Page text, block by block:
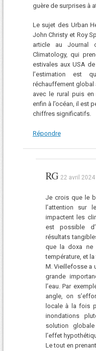
guère de surprises à
Le sujet des Urban
John Christy et Roy
article au Journal
Climatology, qui
estivales aux USA
l’estimation est
réchauffement global
avec le rural puis
enfin à l’océan, il est
chiffres significatifs.
Répondre
RG 22 avril
Je crois que le
l’attention sur
impactent les
est possible
résultats
que la doxa ne
température, et
M. Vieillefosse a
grande
l’eau. Par
angle, on
locale à la fois
inondations
solution
l’effet
Le tout en